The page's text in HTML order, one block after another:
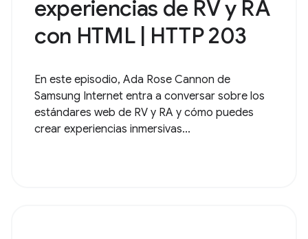
experiencias de RV y RA
con HTML | HTTP 203
En este episodio, Ada Rose Cannon de
Samsung Internet entra a conversar sobre los
estándares web de RV y RA y cómo puedes
crear experiencias inmersivas...